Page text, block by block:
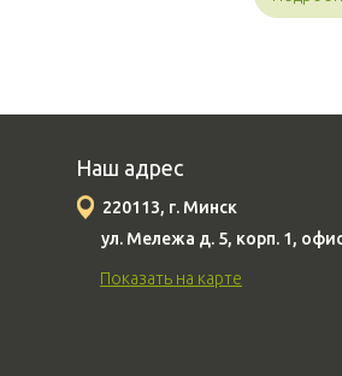
Наш адрес
220113, г. Минск
ул. Мележа д. 5, корп. 1,
Показать на карте